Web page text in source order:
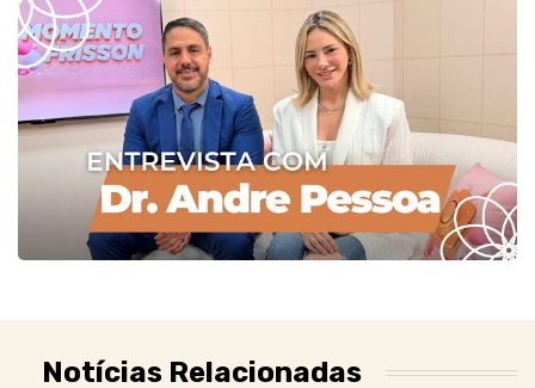
Notícias Relacionadas